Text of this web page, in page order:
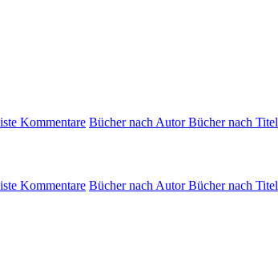
Kommentare Bücher nach AutorBücher nach Titel
Kommentare Bücher nach AutorBücher nach Titel